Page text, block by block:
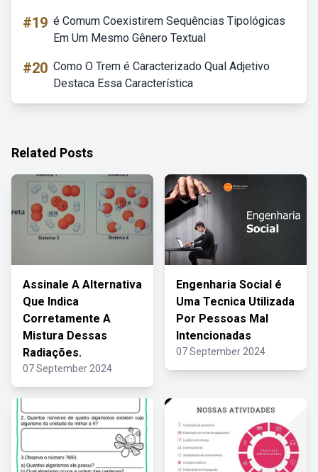
#19 é Comum Coexistirem Sequências Tipológicas
Em Um Mesmo Gênero Textual
#20 Como O Trem é Caracterizado Qual Adjetivo
Destaca Essa Característica
Related Posts
Assinale A Alternativa
Que Indica
Corretamente A
Mistura Dessas
Radiações.
07 September 2024
Engenharia Social é
Uma Tecnica Utilizada
Por Pessoas Mal
Intencionadas
07 September 2024